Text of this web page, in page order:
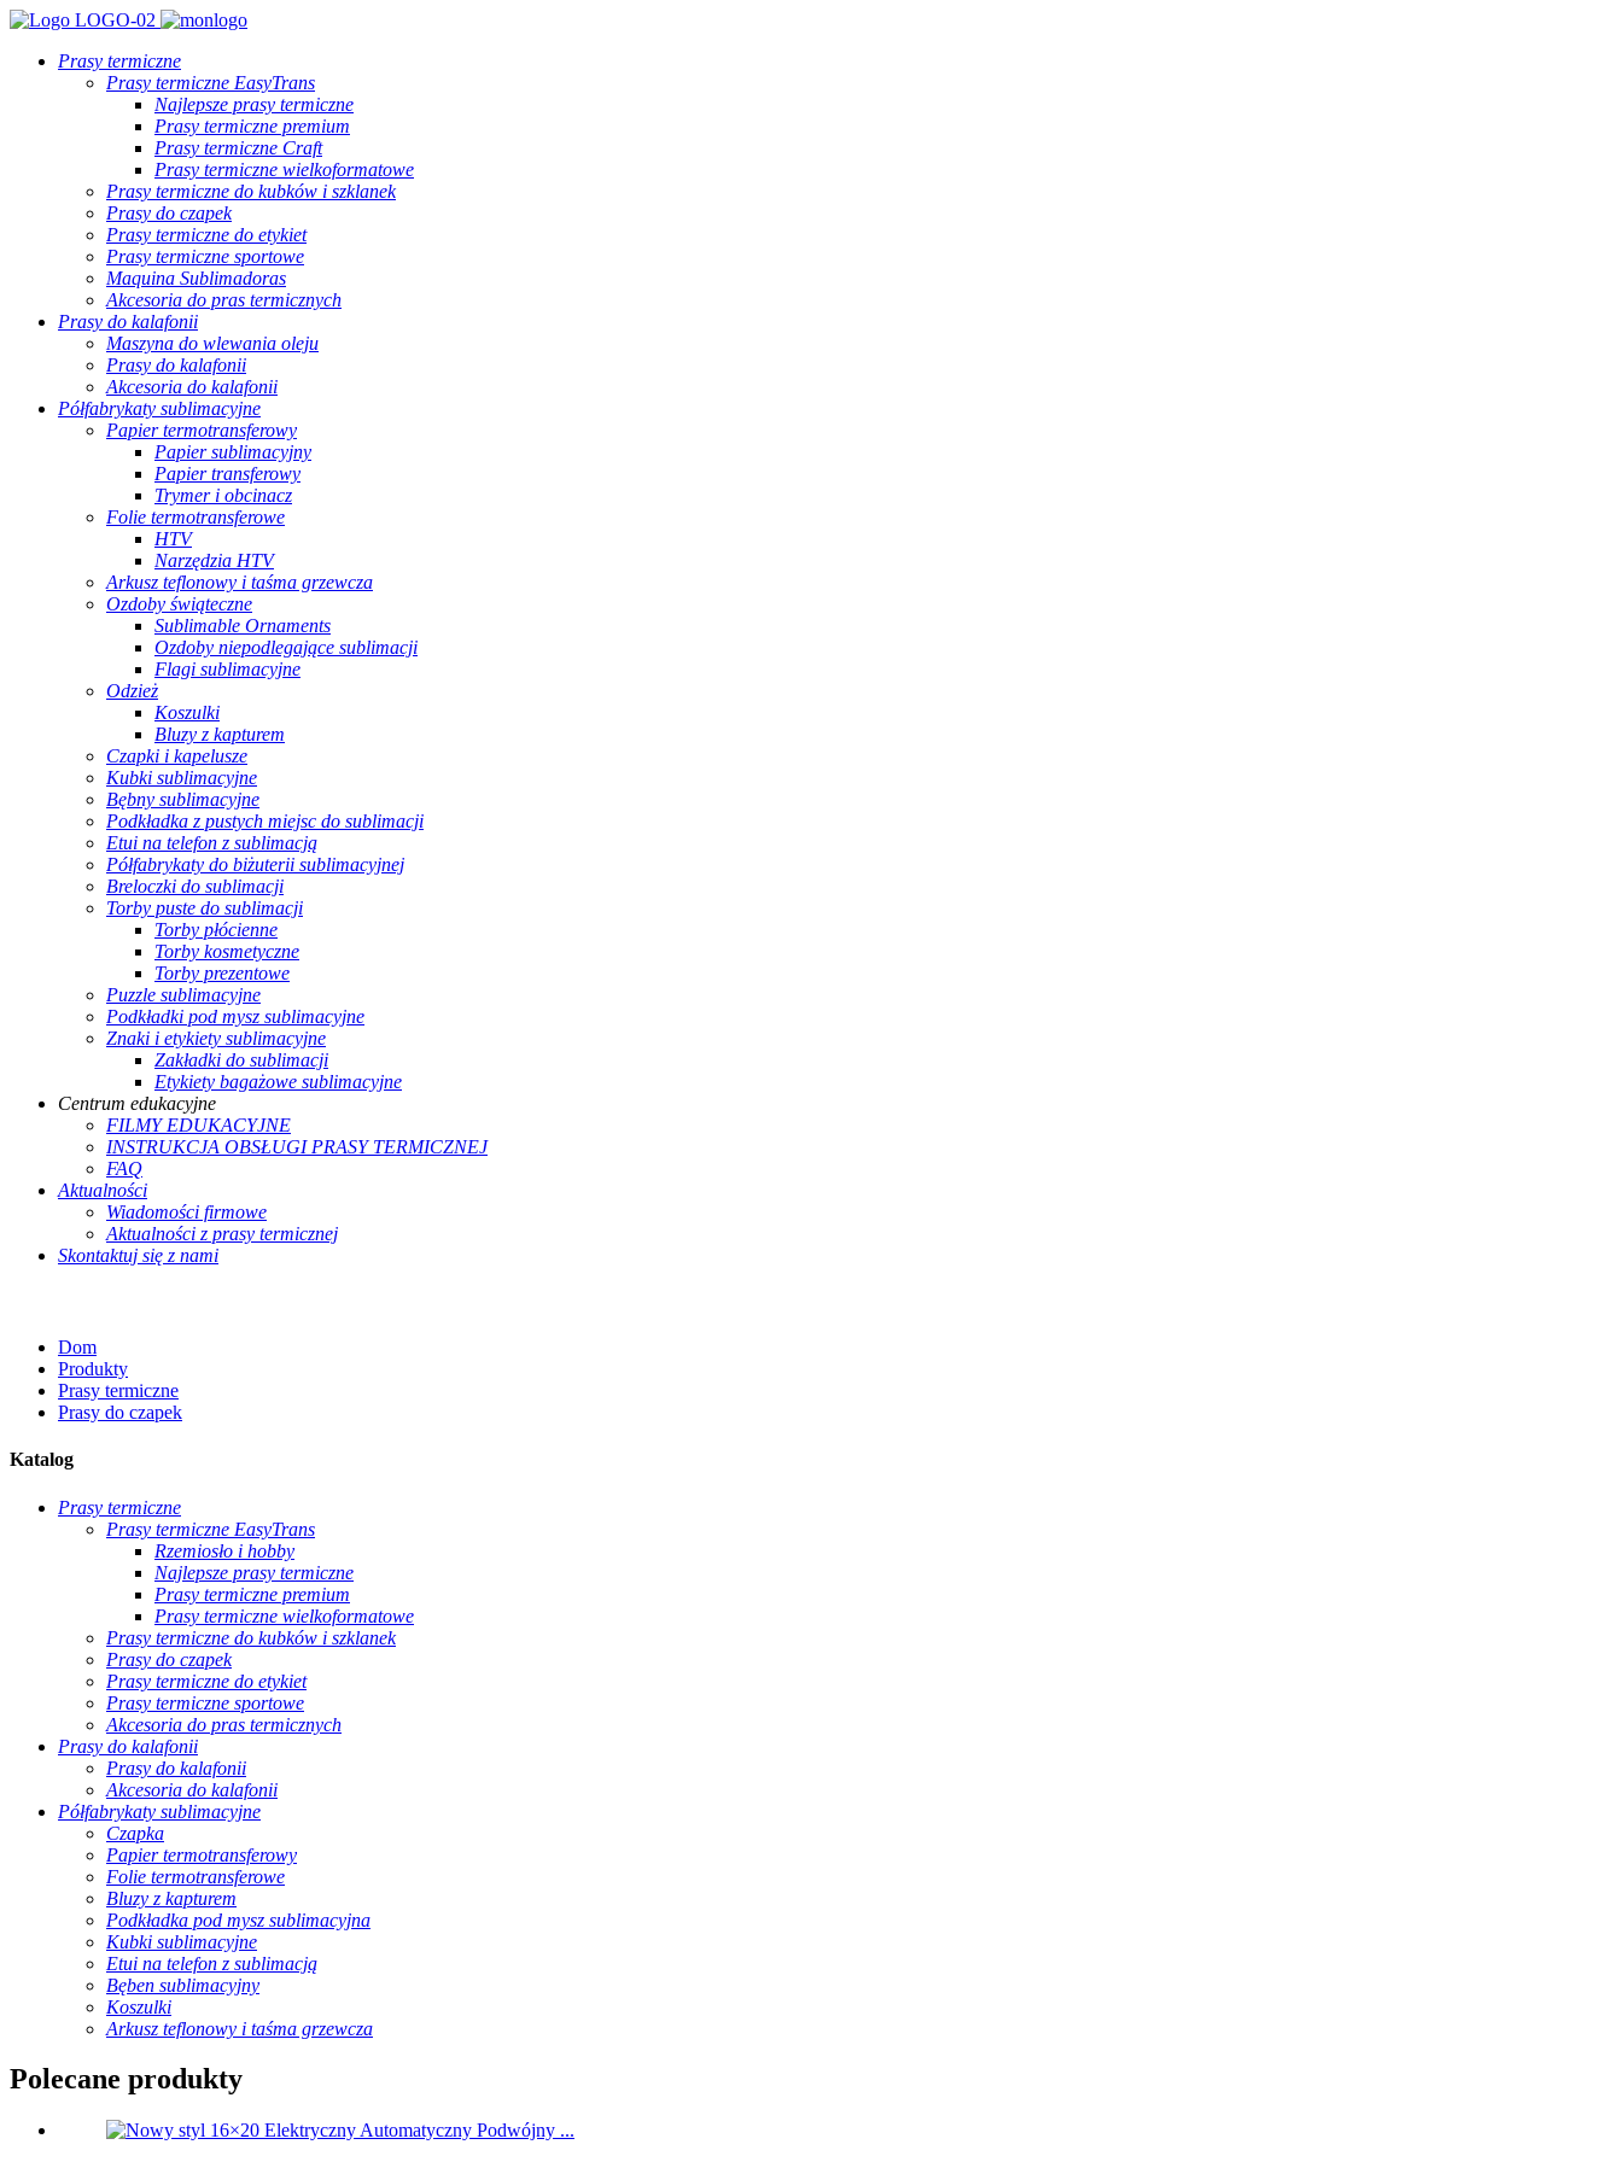
Prasy termiczne
Prasy termiczne EasyTrans
Najlepsze prasy termiczne
Prasy termiczne premium
Prasy termiczne Craft
Prasy termiczne wielkoformatowe
Prasy termiczne do kubków i szklanek
Prasy do czapek
Prasy termiczne do etykiet
Prasy termiczne sportowe
Maquina Sublimadoras
Akcesoria do pras termicznych
Prasy do kalafonii
Maszyna do wlewania oleju
Prasy do kalafonii
Akcesoria do kalafonii
Półfabrykaty sublimacyjne
Papier termotransferowy
Papier sublimacyjny
Papier transferowy
Trymer i obcinacz
Folie termotransferowe
HTV
Narzędzia HTV
Arkusz teflonowy i taśma grzewcza
Ozdoby świąteczne
Sublimable Ornaments
Ozdoby niepodlegające sublimacji
Flagi sublimacyjne
Odzież
Koszulki
Bluzy z kapturem
Czapki i kapelusze
Kubki sublimacyjne
Bębny sublimacyjne
Podkładka z pustych miejsc do sublimacji
Etui na telefon z sublimacją
Półfabrykaty do biżuterii sublimacyjnej
Breloczki do sublimacji
Torby puste do sublimacji
Torby płócienne
Torby kosmetyczne
Torby prezentowe
Puzzle sublimacyjne
Podkładki pod mysz sublimacyjne
Znaki i etykiety sublimacyjne
Zakładki do sublimacji
Etykiety bagażowe sublimacyjne
Centrum edukacyjne
FILMY EDUKACYJNE
INSTRUKCJA OBSŁUGI PRASY TERMICZNEJ
FAQ
Aktualności
Wiadomości firmowe
Aktualności z prasy termicznej
Skontaktuj się z nami
Dom
Produkty
Prasy termiczne
Prasy do czapek
Katalog
Prasy termiczne
Prasy termiczne EasyTrans
Rzemiosło i hobby
Najlepsze prasy termiczne
Prasy termiczne premium
Prasy termiczne wielkoformatowe
Prasy termiczne do kubków i szklanek
Prasy do czapek
Prasy termiczne do etykiet
Prasy termiczne sportowe
Akcesoria do pras termicznych
Prasy do kalafonii
Prasy do kalafonii
Akcesoria do kalafonii
Półfabrykaty sublimacyjne
Czapka
Papier termotransferowy
Folie termotransferowe
Bluzy z kapturem
Podkładka pod mysz sublimacyjna
Kubki sublimacyjne
Etui na telefon z sublimacją
Bęben sublimacyjny
Koszulki
Arkusz teflonowy i taśma grzewcza
Polecane produkty